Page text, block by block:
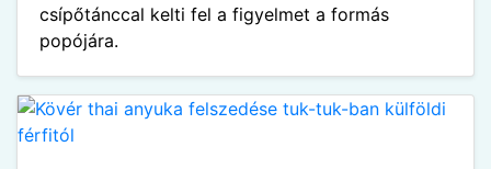
csípőtánccal kelti fel a figyelmet a formás
popójára.